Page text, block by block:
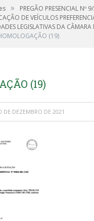
»
PREGÃO PRESENCIAL Nº
DE VEÍCULOS
LEGISLATIVAS DA
(19)
(19)
DE DEZEMBRO DE 2021